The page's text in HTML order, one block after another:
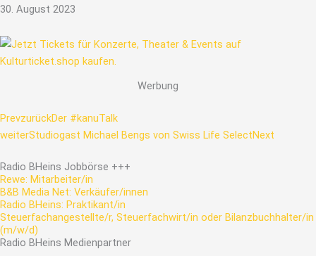
30. August 2023
Werbung
PrevzurückDer #kanuTalk
weiterStudiogast Michael Bengs von Swiss Life SelectNext
Radio BHeins Jobbörse +++
Rewe: Mitarbeiter/in
B&B Media Net: Verkäufer/innen
Radio BHeins: Praktikant/in
Steuerfachangestellte/r, Steuerfachwirt/in oder Bilanzbuchhalter/in
(m/w/d)
Radio BHeins Medienpartner